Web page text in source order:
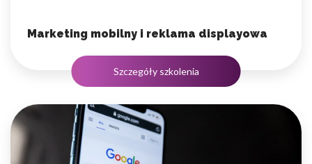
Marketing mobilny i reklama displayowa
Szczegóły szkolenia